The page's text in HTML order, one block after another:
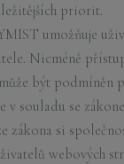
priorit.
umožňuje
Nicméně
být podmíněn
souladu se
zákona si
webových